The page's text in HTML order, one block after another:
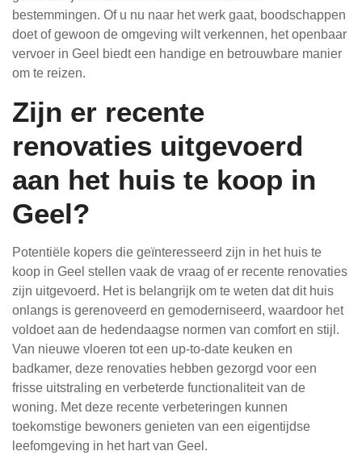
bestemmingen. Of u nu naar het werk gaat, boodschappen
doet of gewoon de omgeving wilt verkennen, het openbaar
vervoer in Geel biedt een handige en betrouwbare manier
om te reizen.
Zijn er recente
renovaties uitgevoerd
aan het huis te koop in
Geel?
Potentiële kopers die geïnteresseerd zijn in het huis te
koop in Geel stellen vaak de vraag of er recente renovaties
zijn uitgevoerd. Het is belangrijk om te weten dat dit huis
onlangs is gerenoveerd en gemoderniseerd, waardoor het
voldoet aan de hedendaagse normen van comfort en stijl.
Van nieuwe vloeren tot een up-to-date keuken en
badkamer, deze renovaties hebben gezorgd voor een
frisse uitstraling en verbeterde functionaliteit van de
woning. Met deze recente verbeteringen kunnen
toekomstige bewoners genieten van een eigentijdse
leefomgeving in het hart van Geel.